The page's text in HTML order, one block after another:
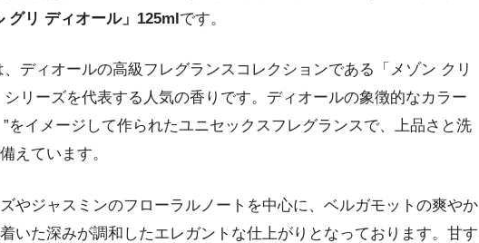
グリ ディオール」125mlです。
、ディオールの高級フレグランスコレクションである「メゾン クリ
リーズを代表する人気の香りです。ディオールの象徴的なカラー
をイメージして作られたユニセックスフレグランスで、上品さと洗
えています。
やジャスミンのフローラルノートを中心に、ベルガモットの爽やか
いた深みが調和したエレガントな仕上がりとなっております。甘す